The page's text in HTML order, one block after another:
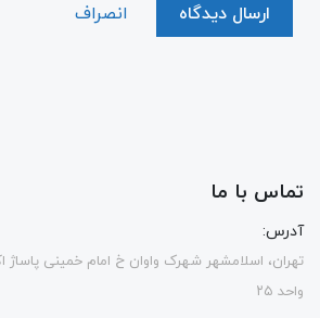
ارسال دیدگاه انصراف
تماس با ما
آدرس:
تهران، اسلامشهر شهرک واوان خ امام خمینی پاساژ
واحد ۲۵